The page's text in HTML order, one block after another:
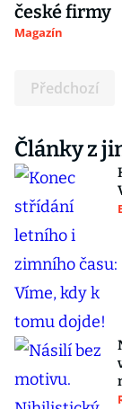
české firmy
Magazín
Předchozí
Články z